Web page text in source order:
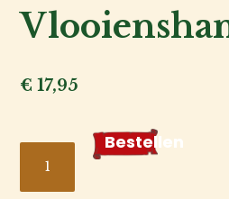
Voor
de
de
baas
€ 17,95
STOP!
Animal
Bestellen